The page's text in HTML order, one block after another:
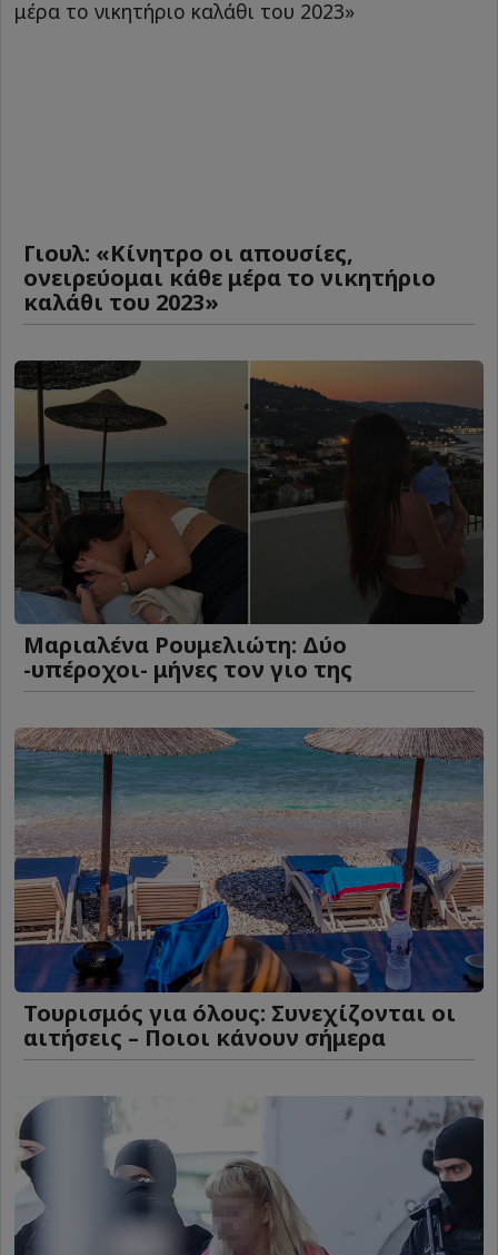
Γιουλ: «Κίνητρο οι απουσίες,
ονειρεύομαι κάθε μέρα το νικητήριο
καλάθι του 2023»
Μαριαλένα Ρουμελιώτη: Δύο
-υπέροχοι- μήνες τον γιο της
Τουρισμός για όλους: Συνεχίζονται οι
αιτήσεις – Ποιοι κάνουν σήμερα